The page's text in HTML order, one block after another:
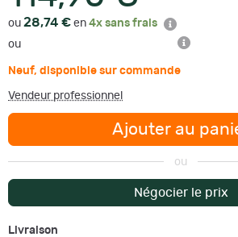
ou 28,74 € en 4x sans frais
ou
Neuf, disponible sur commande
Vendeur professionnel
Ajouter au
ou
Négocier le prix
Livraison